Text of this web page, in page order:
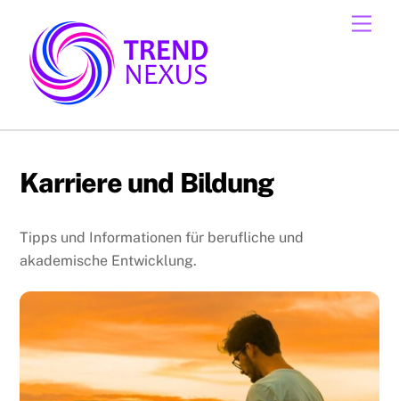
content
Karriere und Bildung
Tipps und Informationen für berufliche und
akademische Entwicklung.